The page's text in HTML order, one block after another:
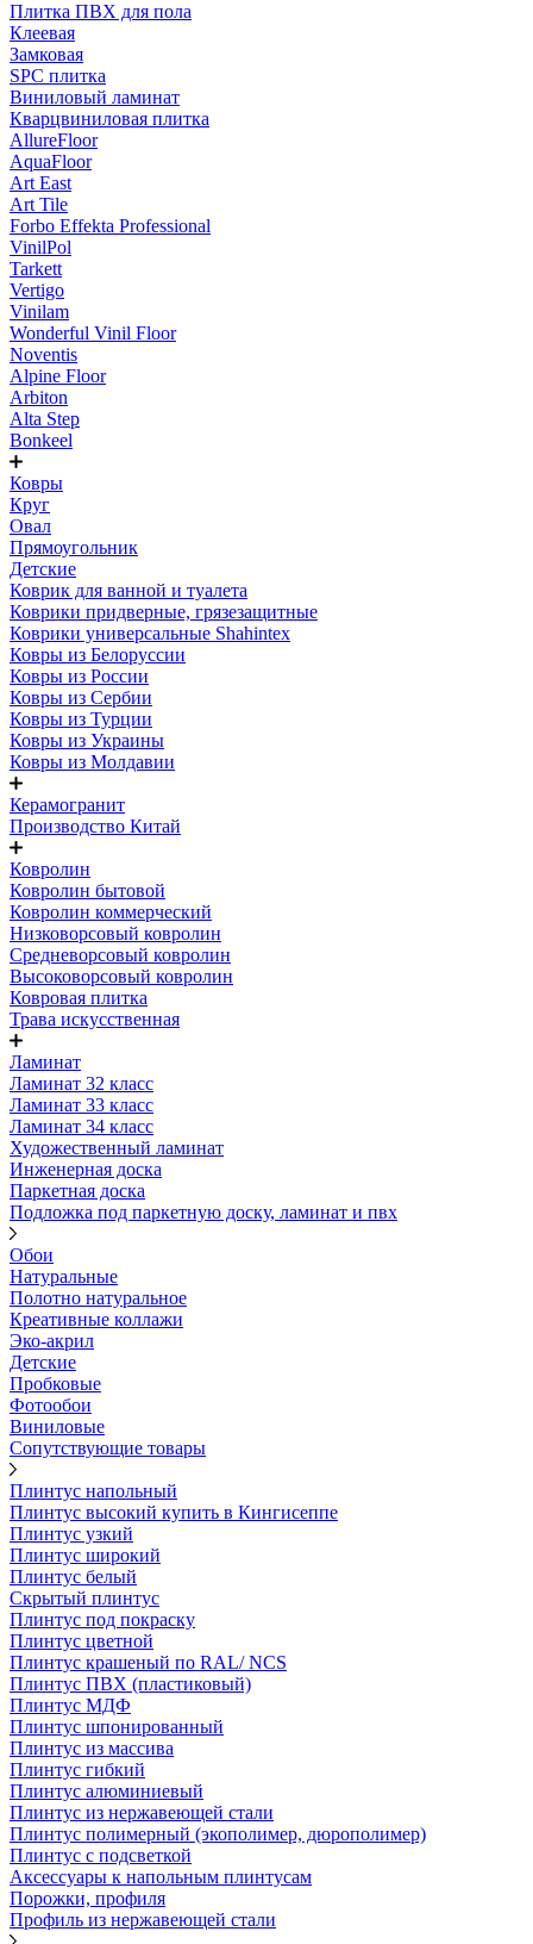
Плитка ПВХ для пола
Клеевая
Замковая
SPC плитка
Виниловый ламинат
Кварцвиниловая плитка
AllureFloor
AquaFloor
Art East
Art Tile
Forbo Effekta Professional
VinilPol
Tarkett
Vertigo
Vinilam
Wonderful Vinil Floor
Noventis
Alpine Floor
Arbiton
Alta Step
Bonkeel
Ковры
Круг
Овал
Прямоугольник
Детские
Коврик для ванной и туалета
Коврики придверные, грязезащитные
Коврики универсальные Shahintex
Ковры из Белоруссии
Ковры из России
Ковры из Сербии
Ковры из Турции
Ковры из Украины
Ковры из Молдавии
Керамогранит
Производство Китай
Ковролин
Ковролин бытовой
Ковролин коммерческий
Низковорсовый ковролин
Средневорсовый ковролин
Высоковорсовый ковролин
Ковровая плитка
Трава искусственная
Ламинат
Ламинат 32 класс
Ламинат 33 класс
Ламинат 34 класс
Художественный ламинат
Инженерная доска
Паркетная доска
Подложка под паркетную доску, ламинат и пвх
Обои
Натуральные
Полотно натуральное
Креативные коллажи
Эко-акрил
Детские
Пробковые
Фотообои
Виниловые
Сопутствующие товары
Плинтус напольный
Плинтус высокий купить в Кингисеппе
Плинтус узкий
Плинтус широкий
Плинтус белый
Скрытый плинтус
Плинтус под покраску
Плинтус цветной
Плинтус крашеный по RAL/ NCS
Плинтус ПВХ (пластиковый)
Плинтус МДФ
Плинтус шпонированный
Плинтус из массива
Плинтус гибкий
Плинтус алюминиевый
Плинтус из нержавеющей стали
Плинтус полимерный (экополимер, дюрополимер)
Плинтус с подсветкой
Аксессуары к напольным плинтусам
Порожки, профиля
Профиль из нержавеющей стали